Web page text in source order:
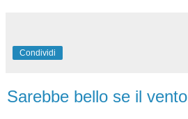
Condividi
Sarebbe bello se il vento